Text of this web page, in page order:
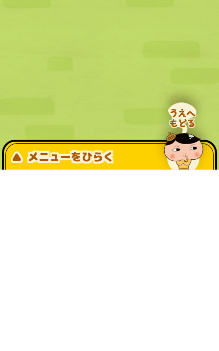
メニューをひらく
公式SNS一覧